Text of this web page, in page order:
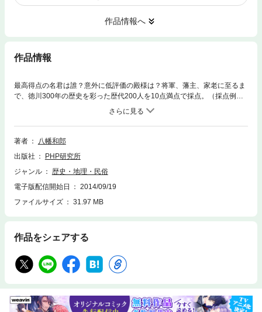
作品情報へ
作品情報
最高得点の名君は誰？意外に低評価の殿様は？将軍、藩主、家老に至るま
で、徳川300年の歴史を彩った歴代200人を10点満点で採点。（採点例）
徳川家光は日本の産業発展を阻害した→3点！豊臣家衰亡を決定づけた加
藤清正→5点！お江は嫉妬深いヒステリーだった！→6点！伊達政宗の派手
好みで東北が発展！→8点！上杉鷹山は完全無欠の名君→10点！
著者
八幡和郎
出版社
PHP研究所
ジャンル
歴史・地理・民俗
電子版配信開始日
2014/09/19
ファイルサイズ
31.97 MB
作品をシェアする